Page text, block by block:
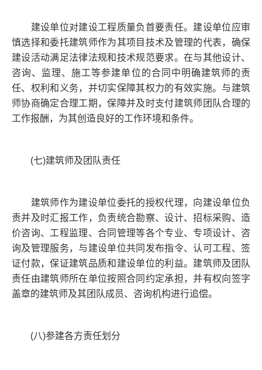
建设单位对建设工程质量负首要责任。建设单位应审
慎选择和委托建筑师作为其项目技术及管理的代表，确保
建设活动满足法律法规和技术规范要求。在与其他设计、
咨询、监理、施工等参建单位的合同中明确建筑师的责
任、权利和义务，并切实保障其权力的有效实施。与建筑
师协商确定合理工期，保障并及时支付建筑师团队合理的
工作报酬，为其创造良好的工作环境和条件。
(七)建筑师及团队责任
建筑师作为建设单位委托的授权代理，向建设单位负
责并及时汇报工作，负责统合勘察、设计、招标采购、造
价咨询、工程监理、合同管理等各个专业、专项设计、咨
询及管理服务，与建设单位共同发布指令、认可工程、签
证付款，保证建筑品质和建设单位的利益。建筑师及团队
责任由建筑师所在单位按照合同约定承担，并有权向签字
盖章的建筑师及其团队成员、咨询机构进行追偿。
(八)参建各方责任划分